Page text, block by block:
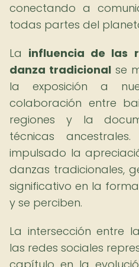
conectando a
todas partes del
La influencia de las
danza tradicional se
la exposición a
colaboración entre
regiones y la
técnicas
impulsado la
danzas tradicionales,
significativo en la
y se perciben.
La intersección entre
las redes sociales